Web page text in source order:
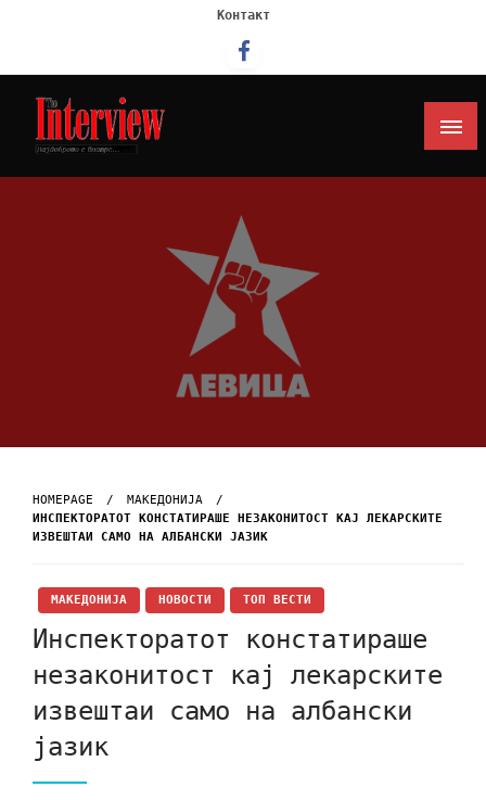
Контакт
Интервју
HOMEPAGE
МАКЕДОНИЈА
ИНСПЕКТОРАТОТ КОНСТАТИРАШЕ НЕЗАКОНИТОСТ КАЈ ЛЕКАРСКИТЕ
ИЗВЕШТАИ САМО НА АЛБАНСКИ ЈАЗИК
МАКЕДОНИЈА НОВОСТИ ТОП ВЕСТИ
Инспекторатот констатираше
незаконитост кај лекарските
извештаи само на албански
јазик